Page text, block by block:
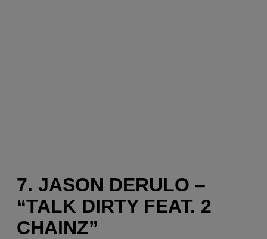
7. JASON DERULO –
“TALK DIRTY FEAT. 2
CHAINZ”